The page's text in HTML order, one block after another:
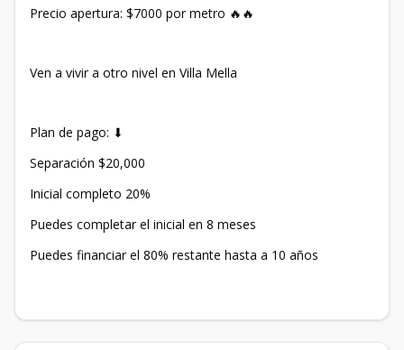
Precio apertura: $7000 por metro 🔥🔥
Ven a vivir a otro nivel en Villa Mella
Plan de pago: ⬇
Separación $20,000
Inicial completo 20%
Puedes completar el inicial en 8 meses
Puedes financiar el 80% restante hasta a 10 años